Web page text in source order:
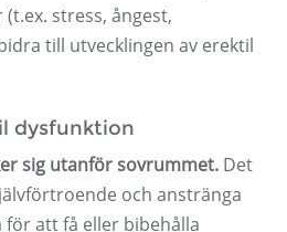
stress, ångest,
till utvecklingen av erektil
dysfunktion
sig utanför sovrummet. Det
och anstränga
att få eller bibehålla